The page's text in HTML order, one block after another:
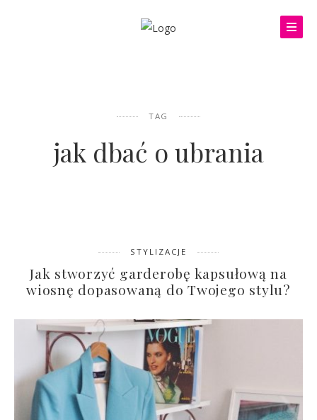
TAG
jak dbać o ubrania
STYLIZACJE
Jak stworzyć garderobę kapsułową na
wiosnę dopasowaną do Twojego stylu?